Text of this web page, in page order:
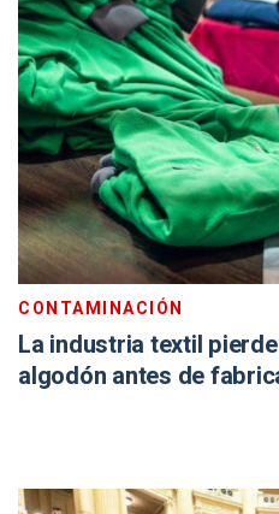
CONTAMINACIÓN
La industria textil
algodón antes de